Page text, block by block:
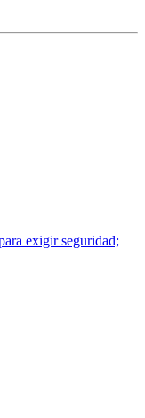
exigir seguridad;